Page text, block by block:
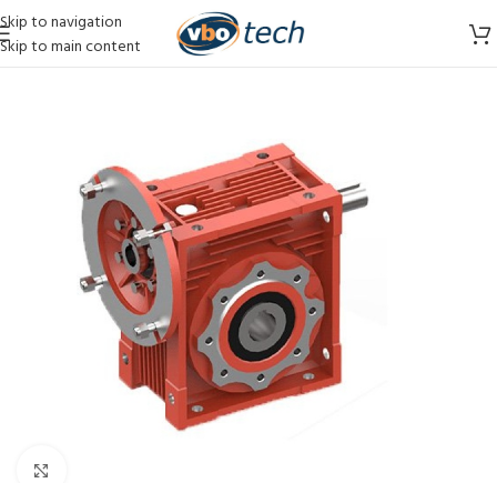
Skip to navigation
Skip to main content